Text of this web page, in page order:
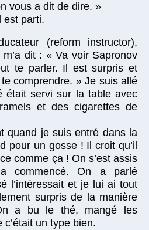
vous a dit de dire. »
est parti.
(reform instructor),
dit : « Va voir Sapronov
te parler. Il est surpris et
comprendre. » Je suis allé
était servi sur la table avec
et des cigarettes de
quand je suis entré dans la
pour un gosse ! Il croit qu’il
comme ça ! On s’est assis
commencé. On a parlé
l’intéressait et je lui ai tout
surpris de la manière
a bu le thé, mangé les
un type bien.